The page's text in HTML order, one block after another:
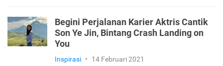
Begini Perjalanan Karier Aktris Cantik
Son Ye Jin, Bintang Crash Landing on
You
Inspirasi • 14 Februari 2021